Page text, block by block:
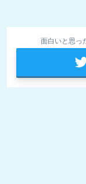
面白いと思っ